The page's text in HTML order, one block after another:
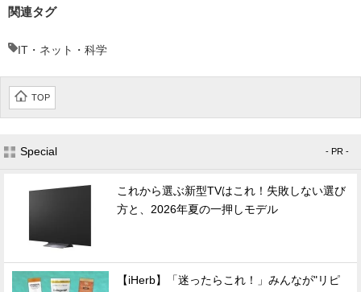
関連タグ
IT・ネット・科学
TOP
Special - PR -
これから選ぶ新型TVはこれ！失敗しない選び
方と、2026年夏の一押しモデル
【iHerb】「迷ったらこれ！」みんなが"リピ